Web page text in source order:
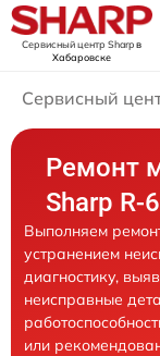
Сервисный центр Sharpв
Хабаровске
Сервисный
Ремонт
Sharp R-
Выполняем
устранением
диагностику,
неисправные
или